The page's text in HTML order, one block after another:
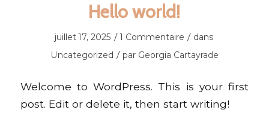
Hello world!
juillet 17, 2025 / 1 Commentaire / dans
Uncategorized / par Georgia Cartayrade
Welcome to WordPress. This is your first
post. Edit or delete it, then start writing!